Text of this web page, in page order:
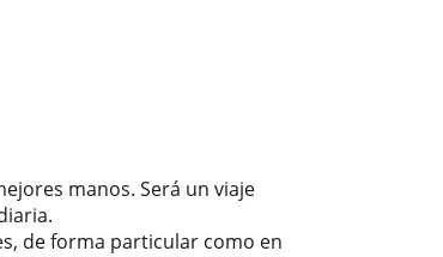
manos. Será un viaje
de forma particular como en